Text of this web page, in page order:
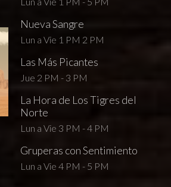
Nueva Sangre
Lun a Vie 1 PM 2 PM
Las Más Picantes
Jue 2 PM - 3 PM
La Hora de Los Tigres del
Norte
Lun a Vie 3 PM - 4 PM
Gruperas con Sentimiento
Lun a Vie 4 PM - 5 PM